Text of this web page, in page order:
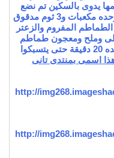
يدوى بالسكين تم نضع
زيت زيتون ملعقتين تقريبا ونضع بصله وحده مكعبات و3 ثوم مدقوق
المفروم والزعتر
وملح ومعجون طماطم
ونحركهم ونسيبهم على النار هادية لمده 20 دقيقة حتى يتسبكوا
اسمى بمنتدى تانى